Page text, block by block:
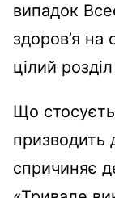
випадок
здоров’я на
цілий
Що
призводить
спричиняє